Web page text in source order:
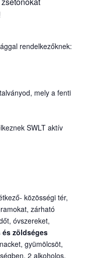
rendelkezőknek:
mely a fenti
SWLT aktív
közösségi tér,
zárható
óvszereket,
és zöldséges
gyümölcsöt,
2 alkoholos,